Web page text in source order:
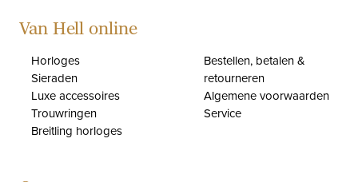
Van Hell online
Horloges
Sieraden
Luxe accessoires
Trouwringen
Breitling horloges
Bestellen, betalen &
retourneren
Algemene voorwaarden
Service